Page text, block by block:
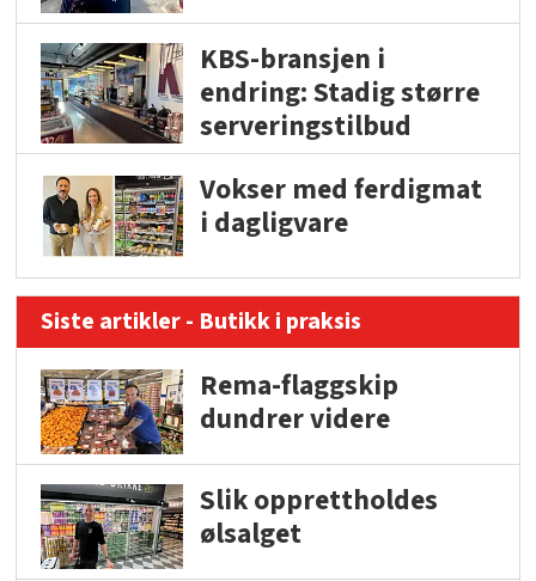
KBS-bransjen i
endring: Stadig større
serveringstilbud
Vokser med ferdigmat
i dagligvare
Siste artikler - Butikk i praksis
Rema-flaggskip
dundrer videre
Slik opprettholdes
ølsalget